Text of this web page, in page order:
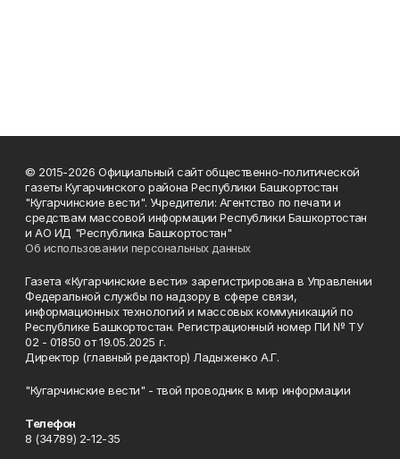
© 2015-2026 Официальный сайт общественно-политической
газеты Кугарчинского района Республики Башкортостан
"Кугарчинские вести". Учредители: Агентство по печати и
средствам массовой информации Республики Башкортостан
и АО ИД "Республика Башкортостан"
Об использовании персональных данных
Газета «Кугарчинские вести» зарегистрирована в Управлении
Федеральной службы по надзору в сфере связи,
информационных технологий и массовых коммуникаций по
Республике Башкортостан. Регистрационный номер ПИ № ТУ
02 - 01850 от 19.05.2025 г.
Директор (главный редактор) Ладыженко А.Г.
"Кугарчинские вести" - твой проводник в мир информации
Телефон
8 (34789) 2-12-35